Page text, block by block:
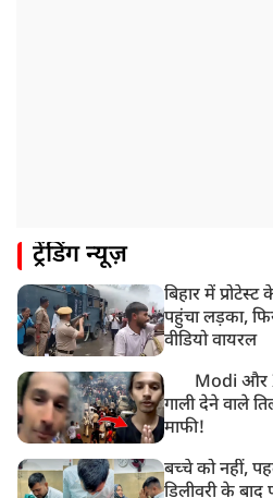
ट्रेंडिंग न्यूज़
बिहार में
पहुंचा लड़का,
वीडियो वायरल
Modi और
गाली देने वाले
माफी!
बच्चे को नहीं,
डिलीवरी के बाद